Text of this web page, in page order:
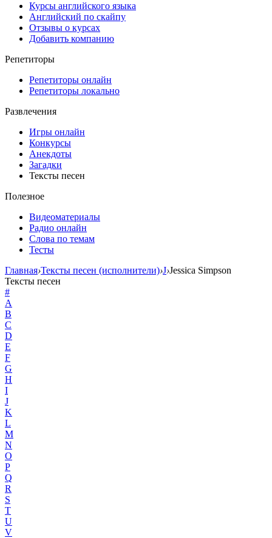
Курсы английского языка
Английский по скайпу
Отзывы о курсах
Добавить компанию
Репетиторы
Репетиторы онлайн
Репетиторы локально
Развлечения
Игры онлайн
Конкурсы
Анекдоты
Загадки
Тексты песен
Полезное
Видеоматериалы
Радио онлайн
Слова по темам
Тесты
Главная›Тексты песен (исполнители)›J›Jessica Simpson
Тексты песен
#
A
B
C
D
E
F
G
H
I
J
K
L
M
N
O
P
Q
R
S
T
U
V